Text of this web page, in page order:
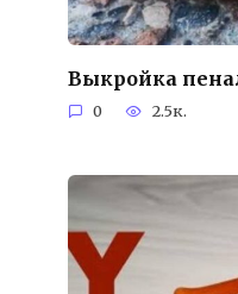
Выкройка
0 2.5к.